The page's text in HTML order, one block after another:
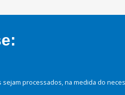
processados, na medida do